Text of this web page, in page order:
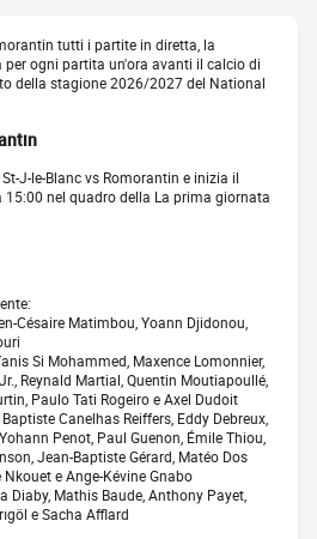
tutti i partite in diretta, la
ogni partita un'ora avanti il calcio di
della stagione 2026/2027 del National
J-le-Blanc vs Romorantin e inizia il
nel quadro della La prima giornata
Césaire Matimbou, Yoann Djidonou,
Si Mohammed, Maxence Lomonnier,
Reynald Martial, Quentin Moutiapoullé,
Paulo Tati Rogeiro e Axel Dudoit
Canelhas Reiffers, Eddy Debreux,
Penot, Paul Guenon, Émile Thiou,
Jean-Baptiste Gérard, Matéo Dos
e Ange-Kévine Gnabo
Diaby, Mathis Baude, Anthony Payet,
e Sacha Afflard